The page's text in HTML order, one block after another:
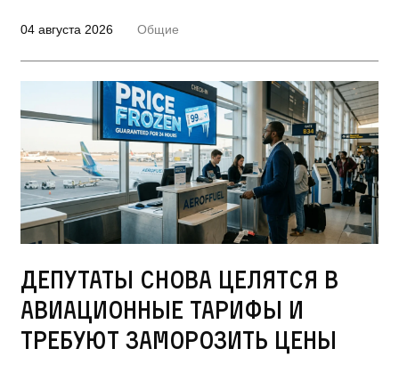
04 августа 2026 Общие
Депутаты снова целятся в
авиационные тарифы и
требуют заморозить цены